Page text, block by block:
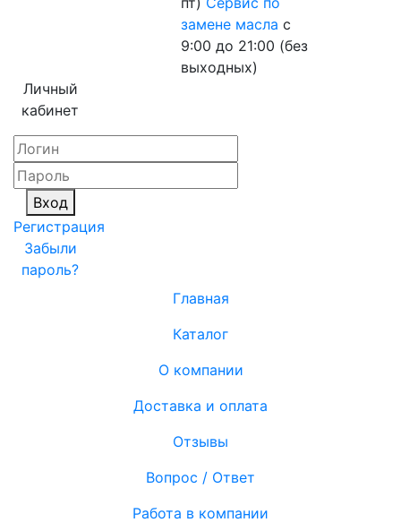
замене масла с
9:00 до 21:00 (без
выходных)
Личный
кабинет
Вход
Регистрация
Забыли
пароль?
Главная
Каталог
О компании
Доставка и оплата
Отзывы
Вопрос / Ответ
Работа в компании